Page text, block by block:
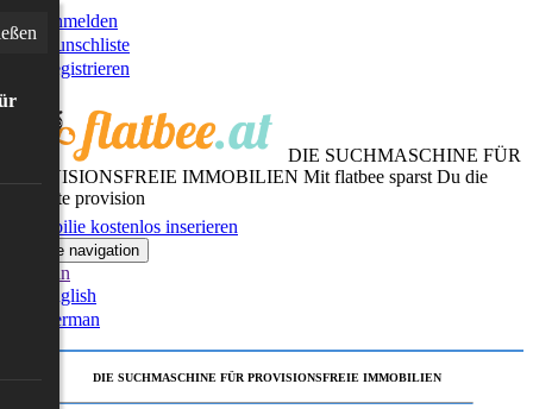
Anmelden
Wunschliste
Registrieren
DIE SUCHMASCHINE FÜR
PROVISIONSFREIE IMMOBILIEN Mit flatbee sparst Du die
gesamte provision
Immobilie kostenlos inserieren
Toggle navigation
German
English
German
DIE SUCHMASCHINE FÜR PROVISIONSFREIE IMMOBILIEN